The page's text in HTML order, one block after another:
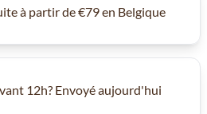
à partir de €79 en Belgique
12h? Envoyé aujourd'hui